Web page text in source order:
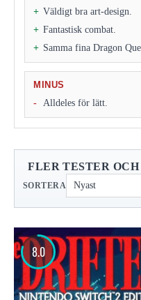
Väldigt bra art-design.
Fantastisk combat.
Samma fina Dragon
MINUS
Alldeles för lätt.
FLER TESTER
SORTERA
8.0